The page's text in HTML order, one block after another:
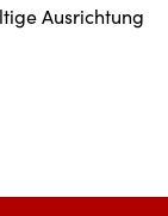
Ausrichtung